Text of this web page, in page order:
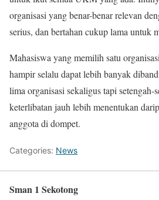
organisasi yang benar-benar relevan
serius, dan bertahan cukup lama untuk
Mahasiswa yang memilih satu
hampir selalu dapat lebih banyak
lima organisasi sekaligus tapi setengah-
keterlibatan jauh lebih menentukan
anggota di dompet.
Categories: News
Sman 1 Sekotong